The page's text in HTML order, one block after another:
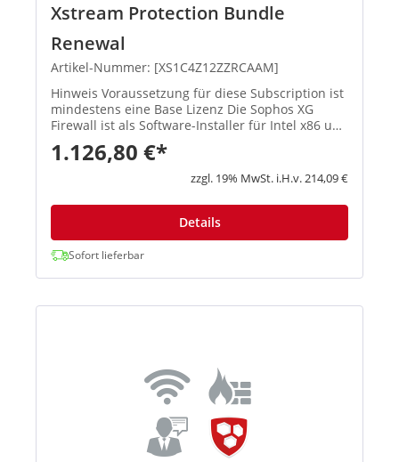
Xstream Protection Bundle
Renewal
Artikel-Nummer: [XS1C4Z12ZZRCAAM]
Hinweis Voraussetzung für diese Subscription ist
mindestens eine Base Lizenz Die Sophos XG
Firewall ist als Software-Installer für Intel x86 und
virtuelle Umgebungen (u. a. VMware, Hyper-V,
KVM und Citrix) e...
1.126,80 €*
zzgl. 19% MwSt. i.H.v. 214,09 €
Details
Sofort lieferbar